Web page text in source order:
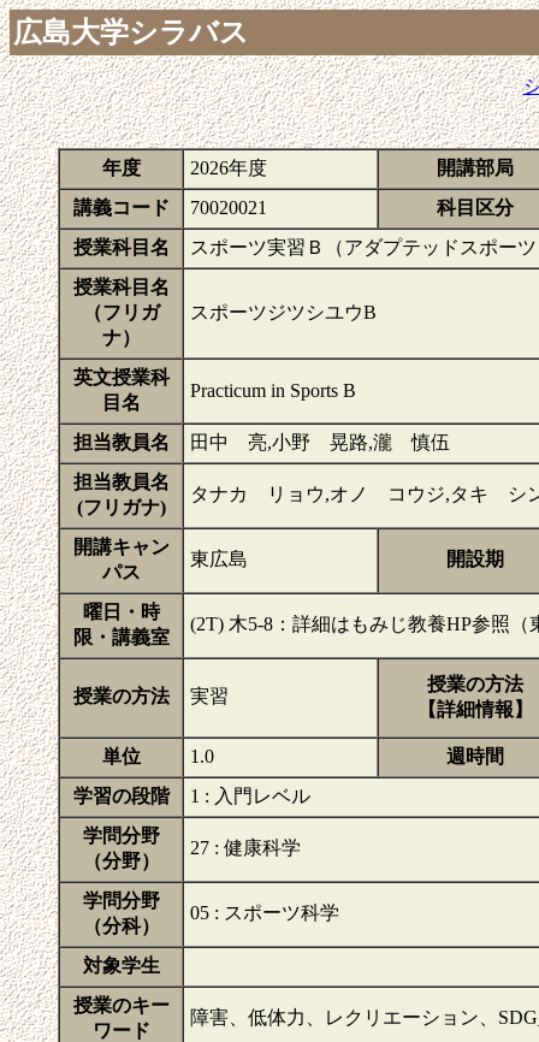
広島大学シラバス
年度 2026年度
開講部局
講義コード
70020021
科目区分
授業科目名
スポーツ実習Ｂ（アダプテッドスポー
授業科目名
（フリガ
ナ）
スポーツジツシユウB
英文授業科
目名
Practicum in Sports B
担当教員名
田中 亮,小野 晃路,瀧 慎伍
担当教員名
(フリガナ)
タナカ リョウ,オノ コウジ,タキ シ
開講キャン
パス
東広島 開設期
曜日・時
限・講義室
(2T) 木5-8：詳細はもみじ教養HP参照（
授業の方法 実習
授業の方法
【詳細情報】
単位 1.0
週時間
学習の段階
1 : 入門レベル
学問分野
（分野）
27 : 健康科学
学問分野
（分科）
05 : スポーツ科学
対象学生
授業のキー
ワード
障害、低体力、レクリエーション、